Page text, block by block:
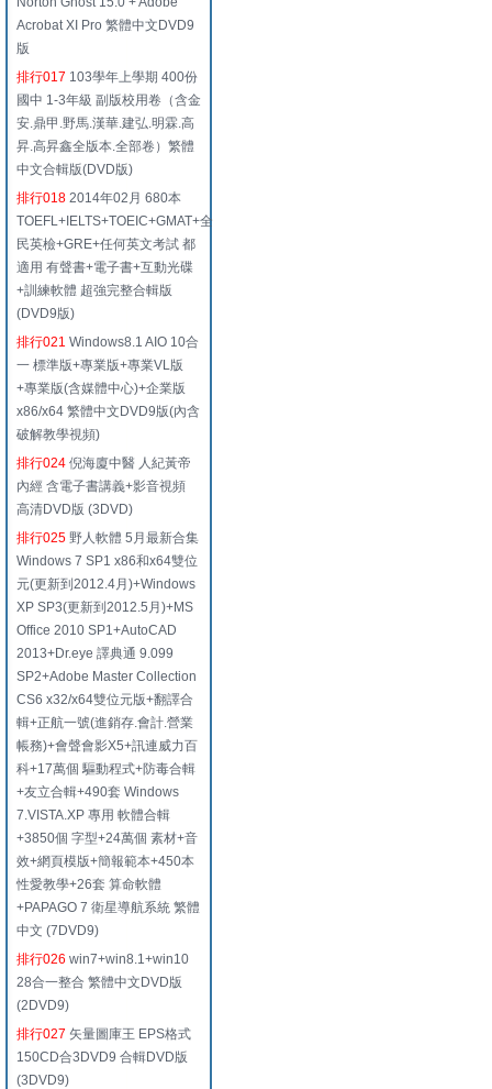
Acrobat XI Pro 繁體中文DVD9
版
排行017 103學年上學期 400份
國中 1-3年級 副版校用卷（含金
安.鼎甲.野馬.漢華.建弘.明霖.高
昇.高昇鑫全版本.全部卷）繁體
中文合輯版(DVD版)
排行018 2014年02月 680本
TOEFL+IELTS+TOEIC+GMAT+全
民英檢+GRE+任何英文考試 都
適用 有聲書+電子書+互動光碟
+訓練軟體 超強完整合輯版
(DVD9版)
排行021 Windows8.1 AIO 10合
一 標準版+專業版+專業VL版
+專業版(含媒體中心)+企業版
x86/x64 繁體中文DVD9版(內含
破解教學視頻)
排行024 倪海廈中醫 人紀黃帝
內經 含電子書講義+影音視頻
高清DVD版 (3DVD)
排行025 野人軟體 5月最新合集
Windows 7 SP1 x86和x64雙位
元(更新到2012.4月)+Windows
XP SP3(更新到2012.5月)+MS
Office 2010 SP1+AutoCAD
2013+Dr.eye 譯典通 9.099
SP2+Adobe Master Collection
CS6 x32/x64雙位元版+翻譯合
輯+正航一號(進銷存.會計.營業
帳務)+會聲會影X5+訊連威力百
科+17萬個 驅動程式+防毒合輯
+友立合輯+490套 Windows
7.VISTA.XP 專用 軟體合輯
+3850個 字型+24萬個 素材+音
效+網頁模版+簡報範本+450本
性愛教學+26套 算命軟體
+PAPAGO 7 衛星導航系統 繁體
中文 (7DVD9)
排行026 win7+win8.1+win10
28合一整合 繁體中文DVD版
(2DVD9)
排行027 矢量圖庫王 EPS格式
150CD合3DVD9 合輯DVD版
(3DVD9)